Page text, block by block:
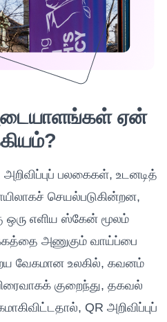
அடையாளங்கள் ஏன்
பலகைகள், உடனடித்
செயல்படுகின்றன,
ஒரு எளிய ஸ்கேன் மூலம்
அணுகும் வாய்ப்பை
வேகமான உலகில், கவனம்
குறைந்து, தகவல்
QR அறிவிப்புப்